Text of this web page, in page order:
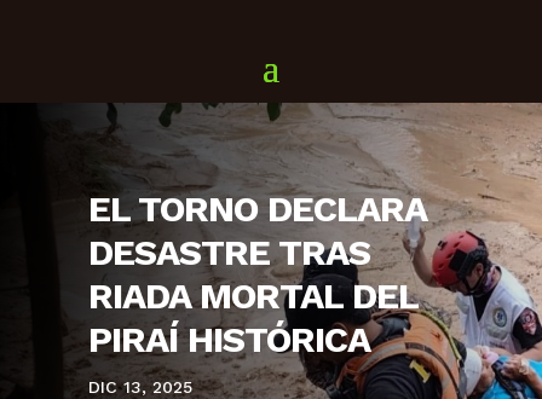
EL TORNO DECLARA
DESASTRE TRAS
RIADA MORTAL DEL
PIRAÍ HISTÓRICA
DIC 13, 2025